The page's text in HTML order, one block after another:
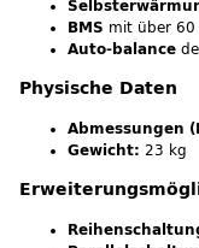
BMS mit über 60
Auto-balance
Physische Daten
Abmessungen
Gewicht: 23 kg